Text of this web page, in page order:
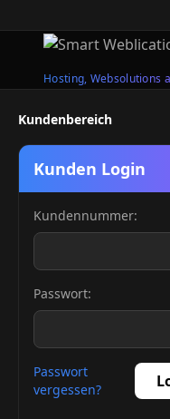
Hosting, Websolutions
Kundenbereich
Kunden Login
Kundennummer:
Passwort:
Passwort
vergessen?